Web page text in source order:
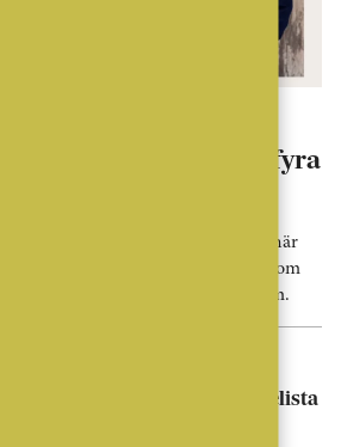
växa – stärker fyra
rekrytera runt om i landet. Den här
till verksamheten, samtidigt som
kontor i Tyresö utanför Stockholm.
Pool toppar svenskarnas önskelista